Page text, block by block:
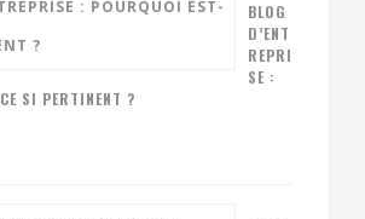
BLOG
D’ENT
REPRI
SE :
SI PERTINENT ?